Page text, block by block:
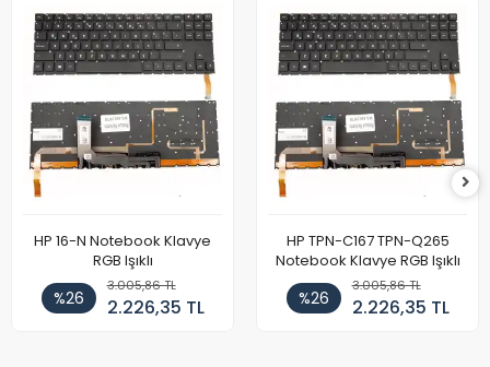
HP 16-N Notebook Klavye
RGB Işıklı
%26
3.005,86 TL
2.226,35 TL
HP TPN-C167 TPN-Q265
Notebook Klavye RGB Işıklı
%26
3.005,86 TL
2.226,35 TL